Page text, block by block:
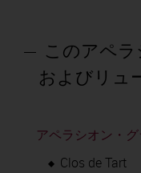
このアペ
およびリュ
アペラシオン・
Clos de Tart